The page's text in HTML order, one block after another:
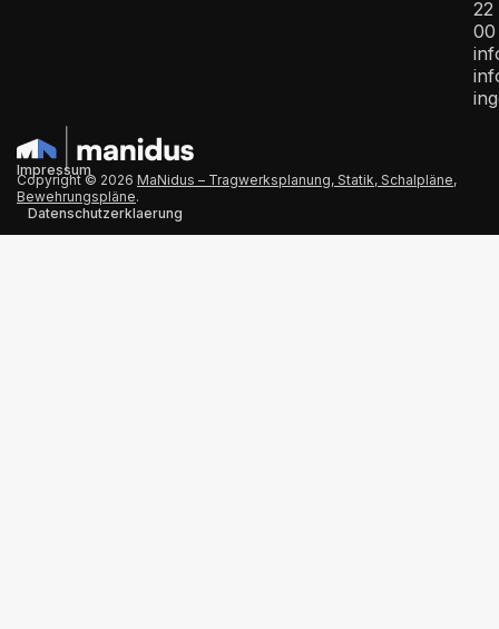
22
00
Copyright © 2026 MaNidus – Tragwerksplanung, Statik, Schalpläne,
Bewehrungspläne.
Impressum
Datenschutzerklaerung